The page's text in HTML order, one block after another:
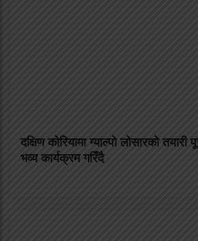
दक्षिण कोरियामा ग्याल्पो लोसारको तयारी
भव्य कार्यक्रम गरिँदै